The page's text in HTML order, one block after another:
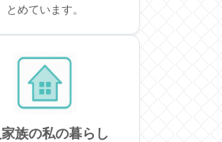
とめています。
族の私の暮らし